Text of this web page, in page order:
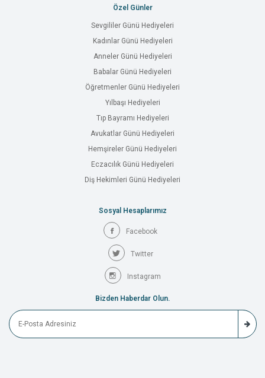
Özel Günler
Sevgililer Günü Hediyeleri
Kadınlar Günü Hediyeleri
Anneler Günü Hediyeleri
Babalar Günü Hediyeleri
Öğretmenler Günü Hediyeleri
Yılbaşı Hediyeleri
Tıp Bayramı Hediyeleri
Avukatlar Günü Hediyeleri
Hemşireler Günü Hediyeleri
Eczacılık Günü Hediyeleri
Diş Hekimleri Günü Hediyeleri
Sosyal Hesaplarımız
Facebook
Twitter
Instagram
Bizden Haberdar Olun.